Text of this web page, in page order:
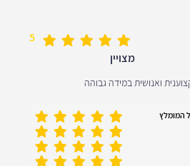
5
מצויין
ואנושית במידה גבוהה
המומלץ